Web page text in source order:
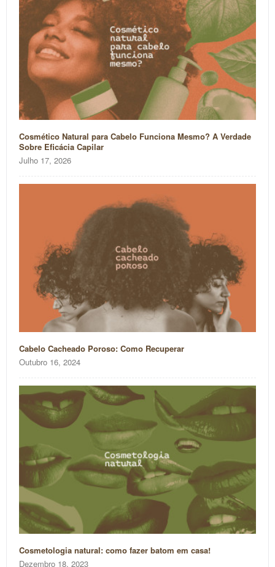
Cosmético Natural para Cabelo Funciona Mesmo? A Verdade
Sobre Eficácia Capilar
Julho 17, 2026
Cabelo Cacheado Poroso: Como Recuperar
Outubro 16, 2024
Cosmetologia natural: como fazer batom em casa!
Dezembro 18, 2023